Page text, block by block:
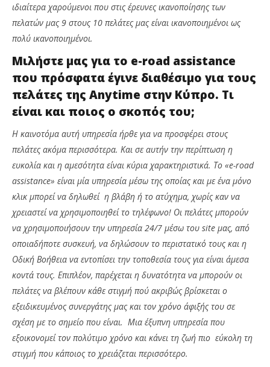
ιδιαίτερα χαρούμενοι που στις έρευνες ικανοποίησης των
πελατών μας 9 στους 10 πελάτες μας είναι ικανοποιημένοι ως
πολύ ικανοποιημένοι.
Μιλήστε μας για το e-road assistance
που πρόσφατα έγινε διαθέσιμο για τους
πελάτες της Anytime στην Κύπρο. Τι
είναι και ποιος ο σκοπός του;
Η καινοτόμα αυτή υπηρεσία ήρθε για να προσφέρει στους
πελάτες ακόμα περισσότερα. Και σε αυτήν την περίπτωση η
ευκολία και η αμεσότητα είναι κύρια χαρακτηριστικά. Το «e-road
assistance» είναι μία υπηρεσία μέσω της οποίας και με ένα μόνο
κλικ μπορεί να δηλωθεί η βλάβη ή το ατύχημα, χωρίς καν να
χρειαστεί να χρησιμοποιηθεί το τηλέφωνο! Οι πελάτες μπορούν
να χρησιμοποιήσουν την υπηρεσία 24/7 μέσω του site μας, από
οποιαδήποτε συσκευή, να δηλώσουν το περιστατικό τους και η
Οδική Βοήθεια να εντοπίσει την τοποθεσία τους για είναι άμεσα
κοντά τους. Επιπλέον, παρέχεται η δυνατότητα να μπορούν οι
πελάτες να βλέπουν κάθε στιγμή πού ακριβώς βρίσκεται ο
εξειδικευμένος συνεργάτης μας και τον χρόνο άφιξής του σε
σχέση με το σημείο που είναι. Μια έξυπνη υπηρεσία που
εξοικονομεί τον πολύτιμο χρόνο και κάνει τη ζωή πιο εύκολη τη
στιγμή που κάποιος το χρειάζεται περισσότερο.